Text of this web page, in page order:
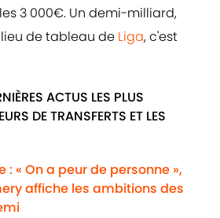
3 000€. Un demi-milliard,
de tableau de Liga, c'est
ACTUS LES PLUS
DE TRANSFERTS ET LES
: « On a peur de personne »,
affiche les ambitions des